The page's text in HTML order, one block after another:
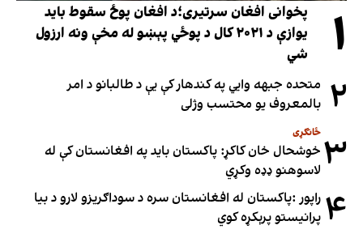
۱
پخوانی افغان سرتیری؛د افغان پوځ سقوط باید
یوازې د ۲۰۲۱ کال د پوځي پېښو له مخې ونه ارزول
شي
۲ متحده جبهه وايي په کندهار کې یې د طالبانو د امر
بالمعروف یو محتسب وژلی
۳ ځانګړی
خوشحال خان کاکړ: پاکستان بايد په افغانستان کې له
لاسوهنو ډډه وکړي
۴ راپور :پاکستان له افغانستان سره د سوداګریزو لارو د بیا
پرانیستو پرېکړه کوي